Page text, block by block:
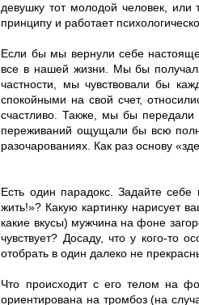
девушку тот молодой человек,
принципу и работает
Если бы мы вернули себе
все в нашей жизни. Мы бы
частности, мы чувствовали бы
спокойными на свой счет,
счастливо. Также, мы бы передали
переживаний ощущали бы всю
разочарованиях. Как раз основу
Есть один парадокс. Задайте
жить!»? Какую картинку нарисует
какие вкусы) мужчина на фоне
чувствует? Досаду, что у кого-то
отобрать в один далеко не
Что происходит с его телом на
ориентирована на тромбоз (на